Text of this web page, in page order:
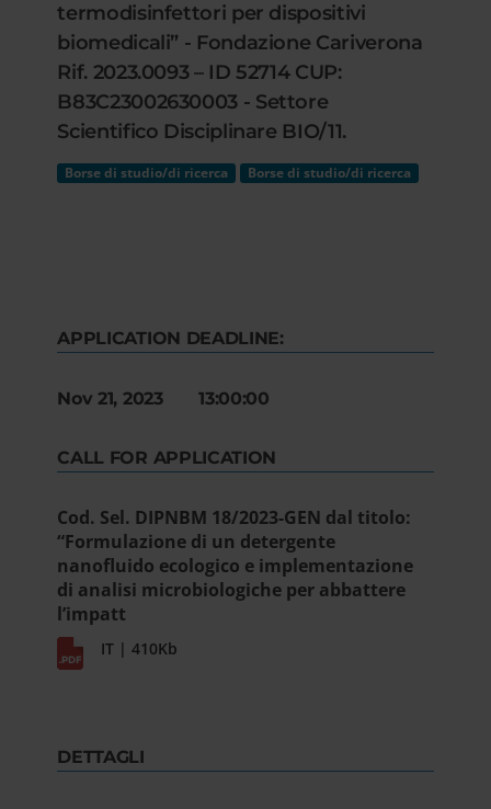
termodisinfettori per dispositivi
biomedicali” - Fondazione Cariverona
Rif. 2023.0093 – ID 52714 CUP:
B83C23002630003 - Settore
Scientifico Disciplinare BIO/11.
Borse di studio/di ricerca Borse di studio/di ricerca
APPLICATION DEADLINE:
Nov 21, 2023 13:00:00
CALL FOR APPLICATION
Cod. Sel. DIPNBM 18/2023-GEN dal titolo:
“Formulazione di un detergente
nanofluido ecologico e implementazione
di analisi microbiologiche per abbattere
l’impatt
IT | 410Kb
DETTAGLI